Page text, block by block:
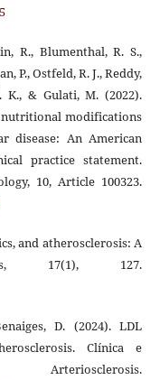
R., Blumenthal, R. S.,
P., Ostfeld, R. J., Reddy,
K., & Gulati, M. (2022).
nutritional modifications
disease: An American
practice statement.
10, Article 100323.
and atherosclerosis: A
17(1), 127.
D. (2024). LDL
Clínica e